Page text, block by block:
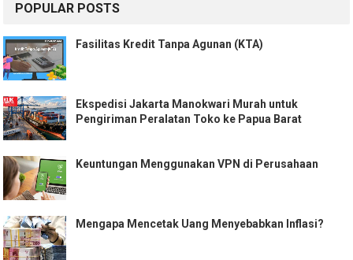
POPULAR POSTS
Fasilitas Kredit Tanpa Agunan (KTA)
Ekspedisi Jakarta Manokwari Murah untuk
Pengiriman Peralatan Toko ke Papua Barat
Keuntungan Menggunakan VPN di Perusahaan
Mengapa Mencetak Uang Menyebabkan Inflasi?